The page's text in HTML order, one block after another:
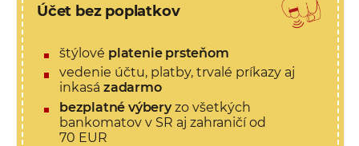
Účet bez poplatkov
štýlové platenie prsteňom
vedenie účtu, platby, trvalé príkazy aj
inkasá zadarmo
bezplatné výberyzo všetkých
bankomatov v SR aj zahraničí od
70 EUR